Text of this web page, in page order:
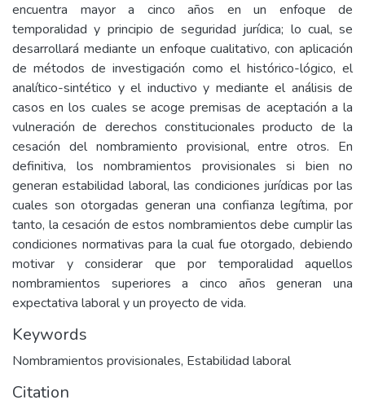
encuentra mayor a cinco años en un enfoque de
temporalidad y principio de seguridad jurídica; lo cual, se
desarrollará mediante un enfoque cualitativo, con aplicación
de métodos de investigación como el histórico-lógico, el
analítico-sintético y el inductivo y mediante el análisis de
casos en los cuales se acoge premisas de aceptación a la
vulneración de derechos constitucionales producto de la
cesación del nombramiento provisional, entre otros. En
definitiva, los nombramientos provisionales si bien no
generan estabilidad laboral, las condiciones jurídicas por las
cuales son otorgadas generan una confianza legítima, por
tanto, la cesación de estos nombramientos debe cumplir las
condiciones normativas para la cual fue otorgado, debiendo
motivar y considerar que por temporalidad aquellos
nombramientos superiores a cinco años generan una
expectativa laboral y un proyecto de vida.
Keywords
Nombramientos provisionales, Estabilidad laboral
Citation